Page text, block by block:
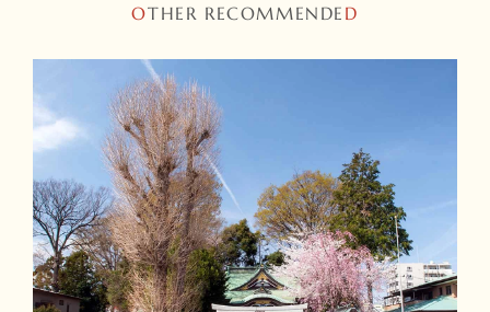
OTHER RECOMMENDE D